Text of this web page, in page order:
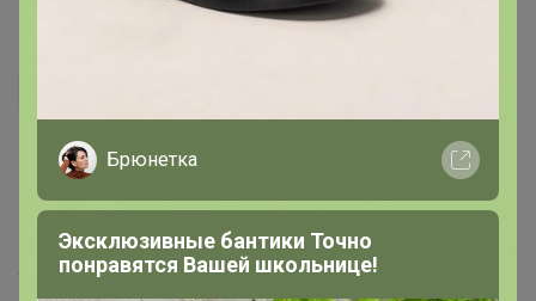
Сыр, сало, лук, колбаску помидоры и все мелкое на
ней прекрасно режется. Цвет хороший и сама очень
мобильная. Много от неё не ждала и напрасно очень
сподручная оказалась)))
24 марта, 2018 15:06
Брюнетка
Эксклюзивные бантики Точно
понравятся Вашей школьнице!